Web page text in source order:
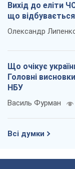
Вихід до еліти
що відбувається
Олександр
Що очікує
Головні
НБУ
Василь Фурман
Всі думки